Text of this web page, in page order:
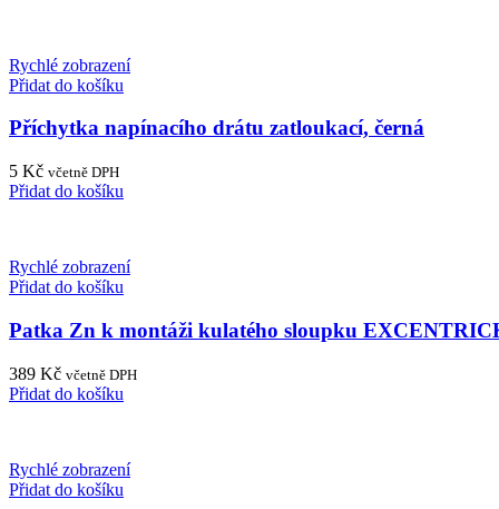
Rychlé zobrazení
Přidat do košíku
Příchytka napínacího drátu zatloukací, černá
5 Kč včetně DPH
Přidat do košíku
Rychlé zobrazení
Přidat do košíku
Patka Zn k montáži kulatého sloupku
389 Kč včetně DPH
Přidat do košíku
Rychlé zobrazení
Přidat do košíku